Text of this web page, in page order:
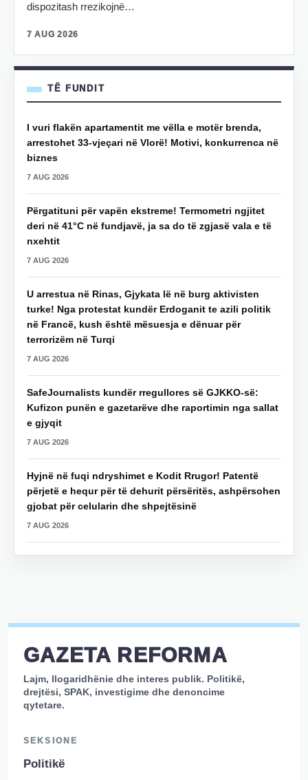
dispozitash rrezikojnë…
7 AUG 2026
TË FUNDIT
I vuri flakën apartamentit me vëlla e motër brenda,
arrestohet 33-vjeçari në Vlorë! Motivi, konkurrenca në
biznes
7 AUG 2026
Përgatituni për vapën ekstreme! Termometri ngjitet
deri në 41°C në fundjavë, ja sa do të zgjasë vala e të
nxehtit
7 AUG 2026
U arrestua në Rinas, Gjykata lë në burg aktivisten
turke! Nga protestat kundër Erdoganit te azili politik
në Francë, kush është mësuesja e dënuar për
terrorizëm në Turqi
7 AUG 2026
SafeJournalists kundër rregullores së GJKKO-së:
Kufizon punën e gazetarëve dhe raportimin nga sallat
e gjyqit
7 AUG 2026
Hyjnë në fuqi ndryshimet e Kodit Rrugor! Patentë
përjetë e hequr për të dehurit përsëritës, ashpërsohen
gjobat për celularin dhe shpejtësinë
7 AUG 2026
GAZETA REFORMA
Lajm, llogaridhënie dhe interes publik. Politikë,
drejtësi, SPAK, investigime dhe denoncime
qytetare.
SEKSIONE
Politikë